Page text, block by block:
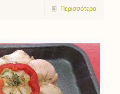
Περισσότερα